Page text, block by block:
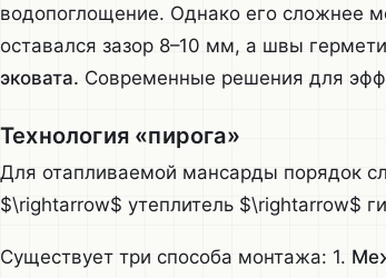
водопоглощение. Однако его сложнее
оставался зазор 8–10 мм, а швы
эковата. Современные решения для
Технология «пирога»
Для отапливаемой мансарды порядок
$\rightarrow$ утеплитель $\rightarrow$
Существует три способа монтажа: 1.